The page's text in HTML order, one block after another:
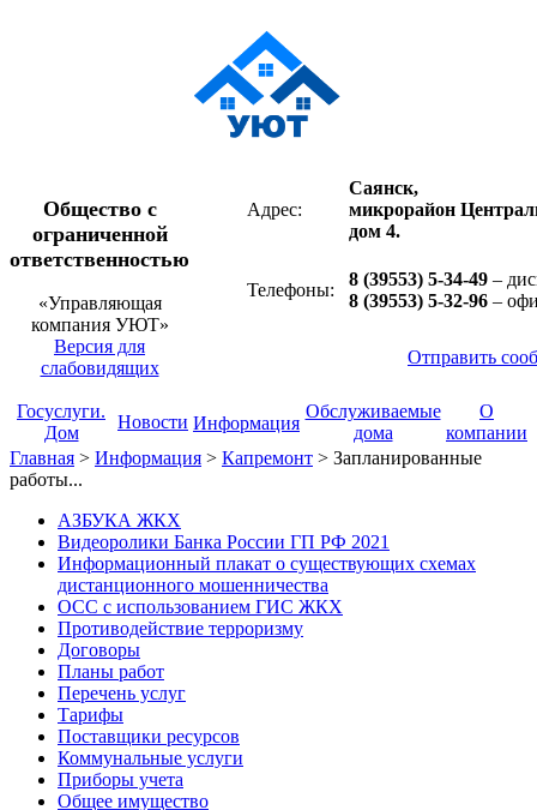
Общество с
ограниченной
ответственностью
«Управляющая
компания УЮТ»
Адрес:
Саянск,
микрорайон
дом 4.
Телефоны:
8 (39553) 5-34-49 –
8 (39553) 5-32-96 –
Версия для
слабовидящих
Отправить
Госуслуги.
Дом
Новости Информация
Обслуживаемые
дома
О
компании
Главная > Информация > Капремонт > Запланированные
работы...
АЗБУКА ЖКХ
Видеоролики Банка России ГП РФ 2021
Информационный плакат о существующих схемах
дистанционного мошенничества
ОСС с использованием ГИС ЖКХ
Противодействие терроризму
Договоры
Планы работ
Перечень услуг
Тарифы
Поставщики ресурсов
Коммунальные услуги
Приборы учета
Общее имущество